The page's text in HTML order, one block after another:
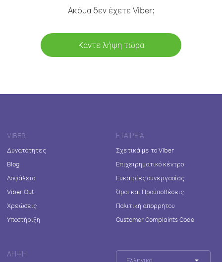
Ακόμα δεν έχετε Viber;
Κάντε λήψη τώρα
VIBER
Δυνατότητες
Blog
Ασφάλεια
Viber Out
Χρεώσεις
Υποστήριξη
ΕΤΑΙΡΕΊΑ
Σχετικά με το Viber
Επιχειρηματικό κέντρο
Ευκαιρίες συνεργασίας
Όροι και Προϋποθέσεις
Πολιτική απορρήτου
Customer Complaints Code
ΛΉΨΗ
Ελληνικά